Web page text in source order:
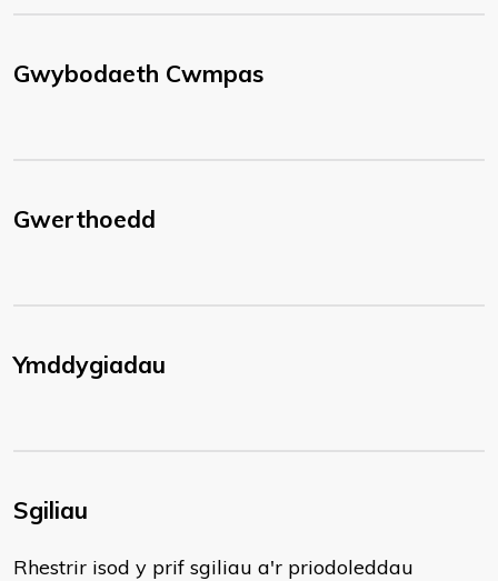
Gwybodaeth Cwmpas
Gwerthoedd
Ymddygiadau
Sgiliau
Rhestrir isod y prif sgiliau a'r priodoleddau